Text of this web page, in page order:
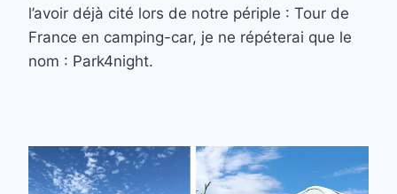
l’avoir déjà cité lors de notre périple : Tour de
France en camping-car, je ne répéterai que le
nom : Park4night.